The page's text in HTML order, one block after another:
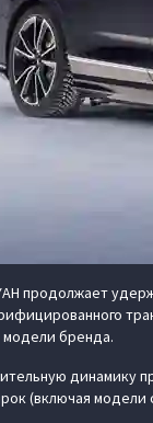
продолжает
бренда.
динамику
(включая